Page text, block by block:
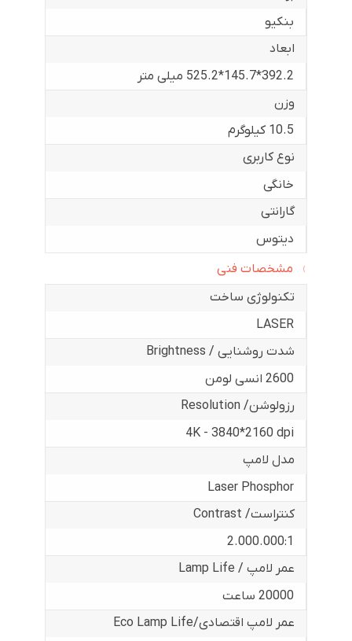
بنکیو
ابعاد
392.2*145.7*525.2 میلی متر
وزن
10.5 کیلوگرم
نوع کاربری
خانگی
گارانتی
دیتوس
مشخصات فنی
تکنولوژی ساخت
LASER
شدت روشنایی / Brightness
2600 انسی لومن
رزولوشن/ Resolution
4K - 3840*2160 dpi
مدل لامپ
Laser Phosphor
کنتراست/ Contrast
2.000.000:1
عمر لامپ / Lamp Life
20000 ساعت
عمر لامپ اقتصادی/Eco Lamp Life